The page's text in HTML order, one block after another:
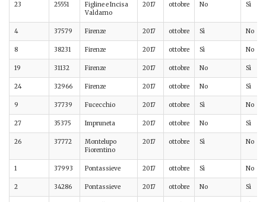
23 25551
Figline e Incisa
Valdarno
2017 ottobre No Sì
4 37579 Firenze 2017 ottobre Sì No
8 38231 Firenze 2017 ottobre Sì No
19 31132 Firenze 2017 ottobre No Sì
24 32966 Firenze 2017 ottobre No Sì
9 37739 Fucecchio 2017 ottobre Sì No
27 35375 Impruneta 2017 ottobre No Sì
26 37772
Montelupo
Fiorentino
2017 ottobre Sì No
1 37993 Pontassieve 2017 ottobre Sì No
2 34286 Pontassieve 2017 ottobre No Sì